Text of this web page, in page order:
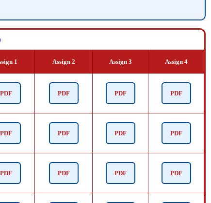
1 Assign 2 Assign 3 Assign 4
PDF PDF PDF PDF
PDF PDF PDF PDF
PDF PDF PDF PDF